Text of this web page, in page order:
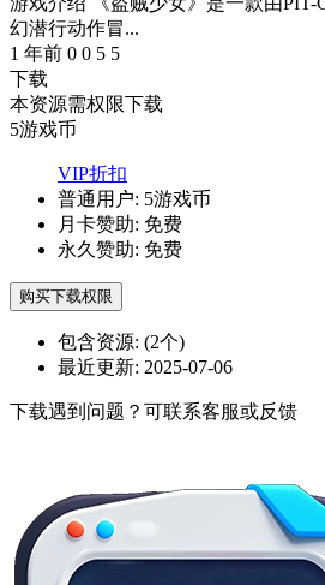
幻潜行动作冒...
1 年前 0 0 5 5
下载
本资源需权限下载
5游戏币
VIP折扣
普通用户: 5游戏币
月卡赞助: 免费
永久赞助: 免费
购买下载权限
包含资源: (2个)
最近更新: 2025-07-06
下载遇到问题？可联系客服或反馈